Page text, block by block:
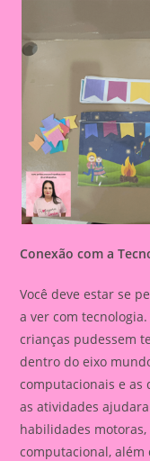
Conexão com a
Você deve estar se
a ver com
crianças pudessem
dentro do eixo
computacionais e as
as atividades
habilidades
computacional,